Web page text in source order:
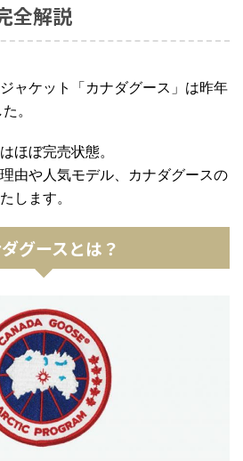
全解説
ャケット 「カナダグース 」は昨年
。
ほぼ完売状態。
由や人気モデル、カナダグースの
します。
グースとは？